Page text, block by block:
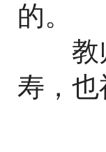
的。
教师
寿，